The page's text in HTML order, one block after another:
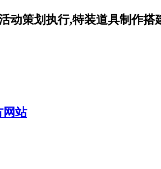
动策划执行,特装道具制作